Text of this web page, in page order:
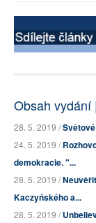
Obsah vydání
28. 5. 2019 /
24. 5. 2019 /
demokracie. "...
28. 5. 2019 /
Kaczyńského a...
28. 5. 2019 /